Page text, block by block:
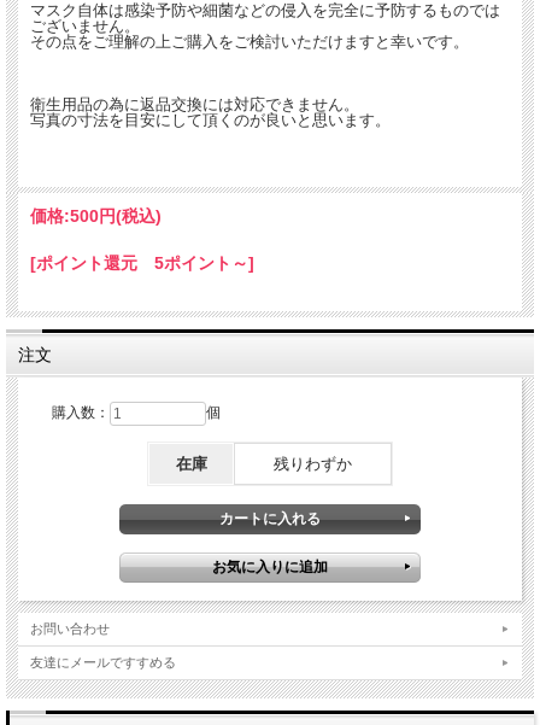
マスク自体は感染予防や細菌などの侵入を完全に予防するものでは
ございません。
その点をご理解の上ご購入をご検討いただけますと幸いです。
衛生用品の為に返品交換には対応できません。
写真の寸法を目安にして頂くのが良いと思います。
価格:500円(税込)
[ポイント還元 5ポイント～]
注文
購入数： 個
在庫 残りわずか
お問い合わせ
友達にメールですすめる